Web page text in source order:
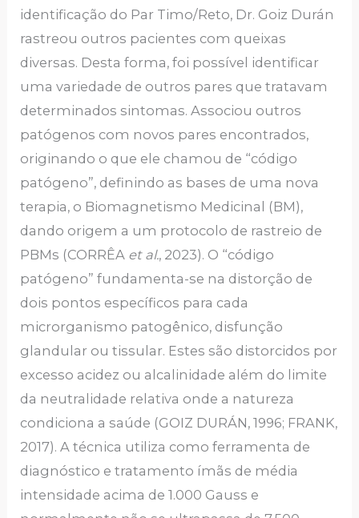
identificação do Par Timo/Reto, Dr. Goiz Durán
rastreou outros pacientes com queixas
diversas. Desta forma, foi possível identificar
uma variedade de outros pares que tratavam
determinados sintomas. Associou outros
patógenos com novos pares encontrados,
originando o que ele chamou de “código
patógeno”, definindo as bases de uma nova
terapia, o Biomagnetismo Medicinal (BM),
dando origem a um protocolo de rastreio de
PBMs (CORRÊA et al., 2023). O “código
patógeno” fundamenta-se na distorção de
dois pontos específicos para cada
microrganismo patogênico, disfunção
glandular ou tissular. Estes são distorcidos por
excesso acidez ou alcalinidade além do limite
da neutralidade relativa onde a natureza
condiciona a saúde (GOIZ DURÁN, 1996; FRANK,
2017). A técnica utiliza como ferramenta de
diagnóstico e tratamento ímãs de média
intensidade acima de 1.000 Gauss e